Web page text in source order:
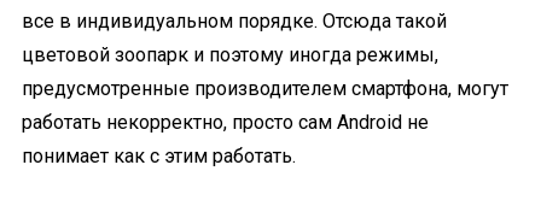
все в индивидуальном порядке. Отсюда такой
цветовой зоопарк и поэтому иногда режимы,
предусмотренные производителем смартфона, могут
работать некорректно, просто сам Android не
понимает как с этим работать.